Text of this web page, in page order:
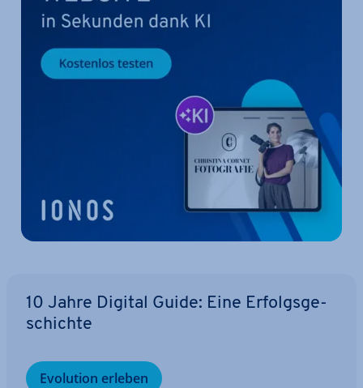
10 Jahre Digital Guide: Eine Er­folgs­ge­
schich­te
Evolution erleben